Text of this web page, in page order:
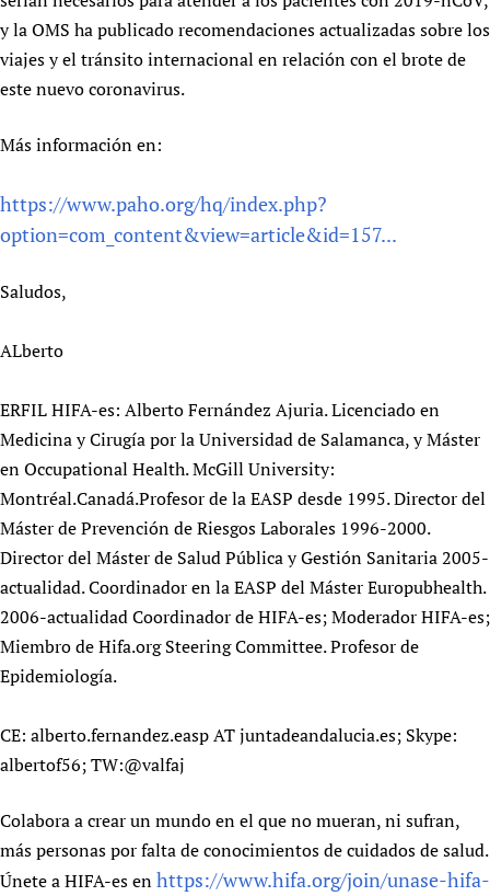
y la OMS ha publicado recomendaciones actualizadas sobre los
viajes y el tránsito internacional en relación con el brote de
este nuevo coronavirus.
Más información en:
https://www.paho.org/hq/index.php?
option=com_content&view=article&id=157...
Saludos,
ALberto
ERFIL HIFA-es: Alberto Fernández Ajuria. Licenciado en
Medicina y Cirugía por la Universidad de Salamanca, y Máster
en Occupational Health. McGill University:
Montréal.Canadá.Profesor de la EASP desde 1995. Director del
Máster de Prevención de Riesgos Laborales 1996-2000.
Director del Máster de Salud Pública y Gestión Sanitaria 2005-
actualidad. Coordinador en la EASP del Máster Europubhealth.
2006-actualidad Coordinador de HIFA-es; Moderador HIFA-es;
Miembro de Hifa.org Steering Committee. Profesor de
Epidemiología.
CE: alberto.fernandez.easp AT juntadeandalucia.es; Skype:
albertof56; TW:@valfaj
Colabora a crear un mundo en el que no mueran, ni sufran,
más personas por falta de conocimientos de cuidados de salud.
Únete a HIFA-es enhttps://www.hifa.org/join/unase-hifa-